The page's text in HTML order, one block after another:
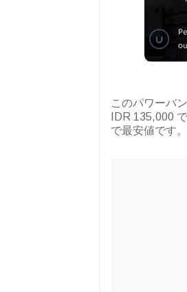
このパワーバ
IDR 135,000
で最安値です。